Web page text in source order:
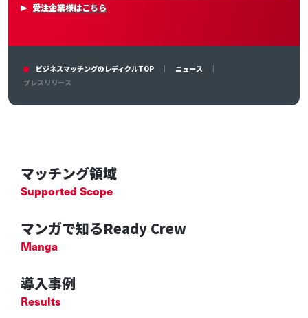
受注企業様はこちら
ビジネスマッチングのレディクルTOP
ニュース
プレスリリース
マッチング領域
Supported Scope
マンガで知るReady Crew
Manga
導入事例
Results